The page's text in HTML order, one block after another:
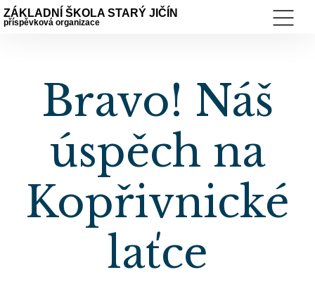
ZÁKLADNÍ ŠKOLA STARÝ JIČÍN
příspěvková organizace
Bravo! Náš
úspěch na
Kopřivnické
laťce